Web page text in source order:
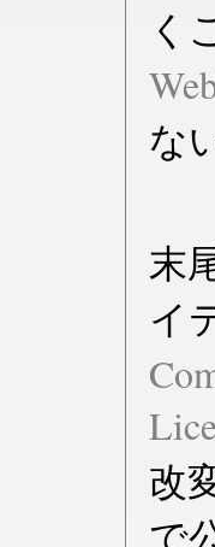
く
な
末
イ
改
で